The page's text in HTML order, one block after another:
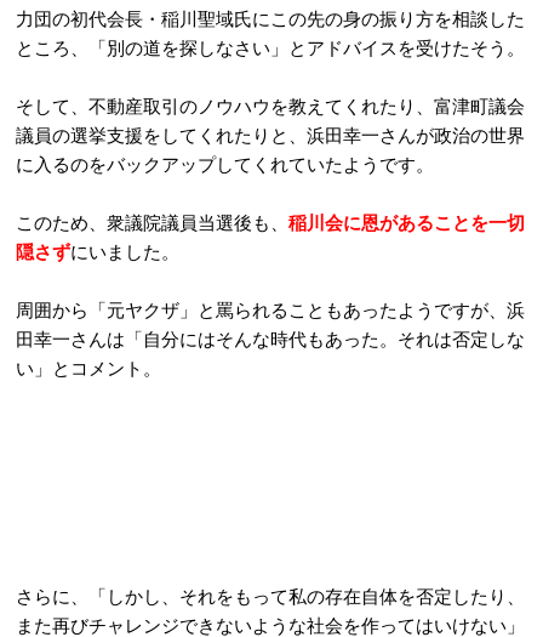
力団の初代会長・稲川聖域氏にこの先の身の振り方を相談した
ところ、「別の道を探しなさい」とアドバイスを受けたそう。
そして、不動産取引のノウハウを教えてくれたり、富津町議会
議員の選挙支援をしてくれたりと、浜田幸一さんが政治の世界
に入るのをバックアップしてくれていたようです。
このため、衆議院議員当選後も、 稲川会に恩があることを一切
隠さずにいました。
周囲から「元ヤクザ」と罵られることもあったようですが、浜
田幸一さんは「自分にはそんな時代もあった。それは否定しな
い」とコメント。
さらに、「しかし、それをもって私の存在自体を否定したり、
また再びチャレンジできないような社会を作ってはいけない」